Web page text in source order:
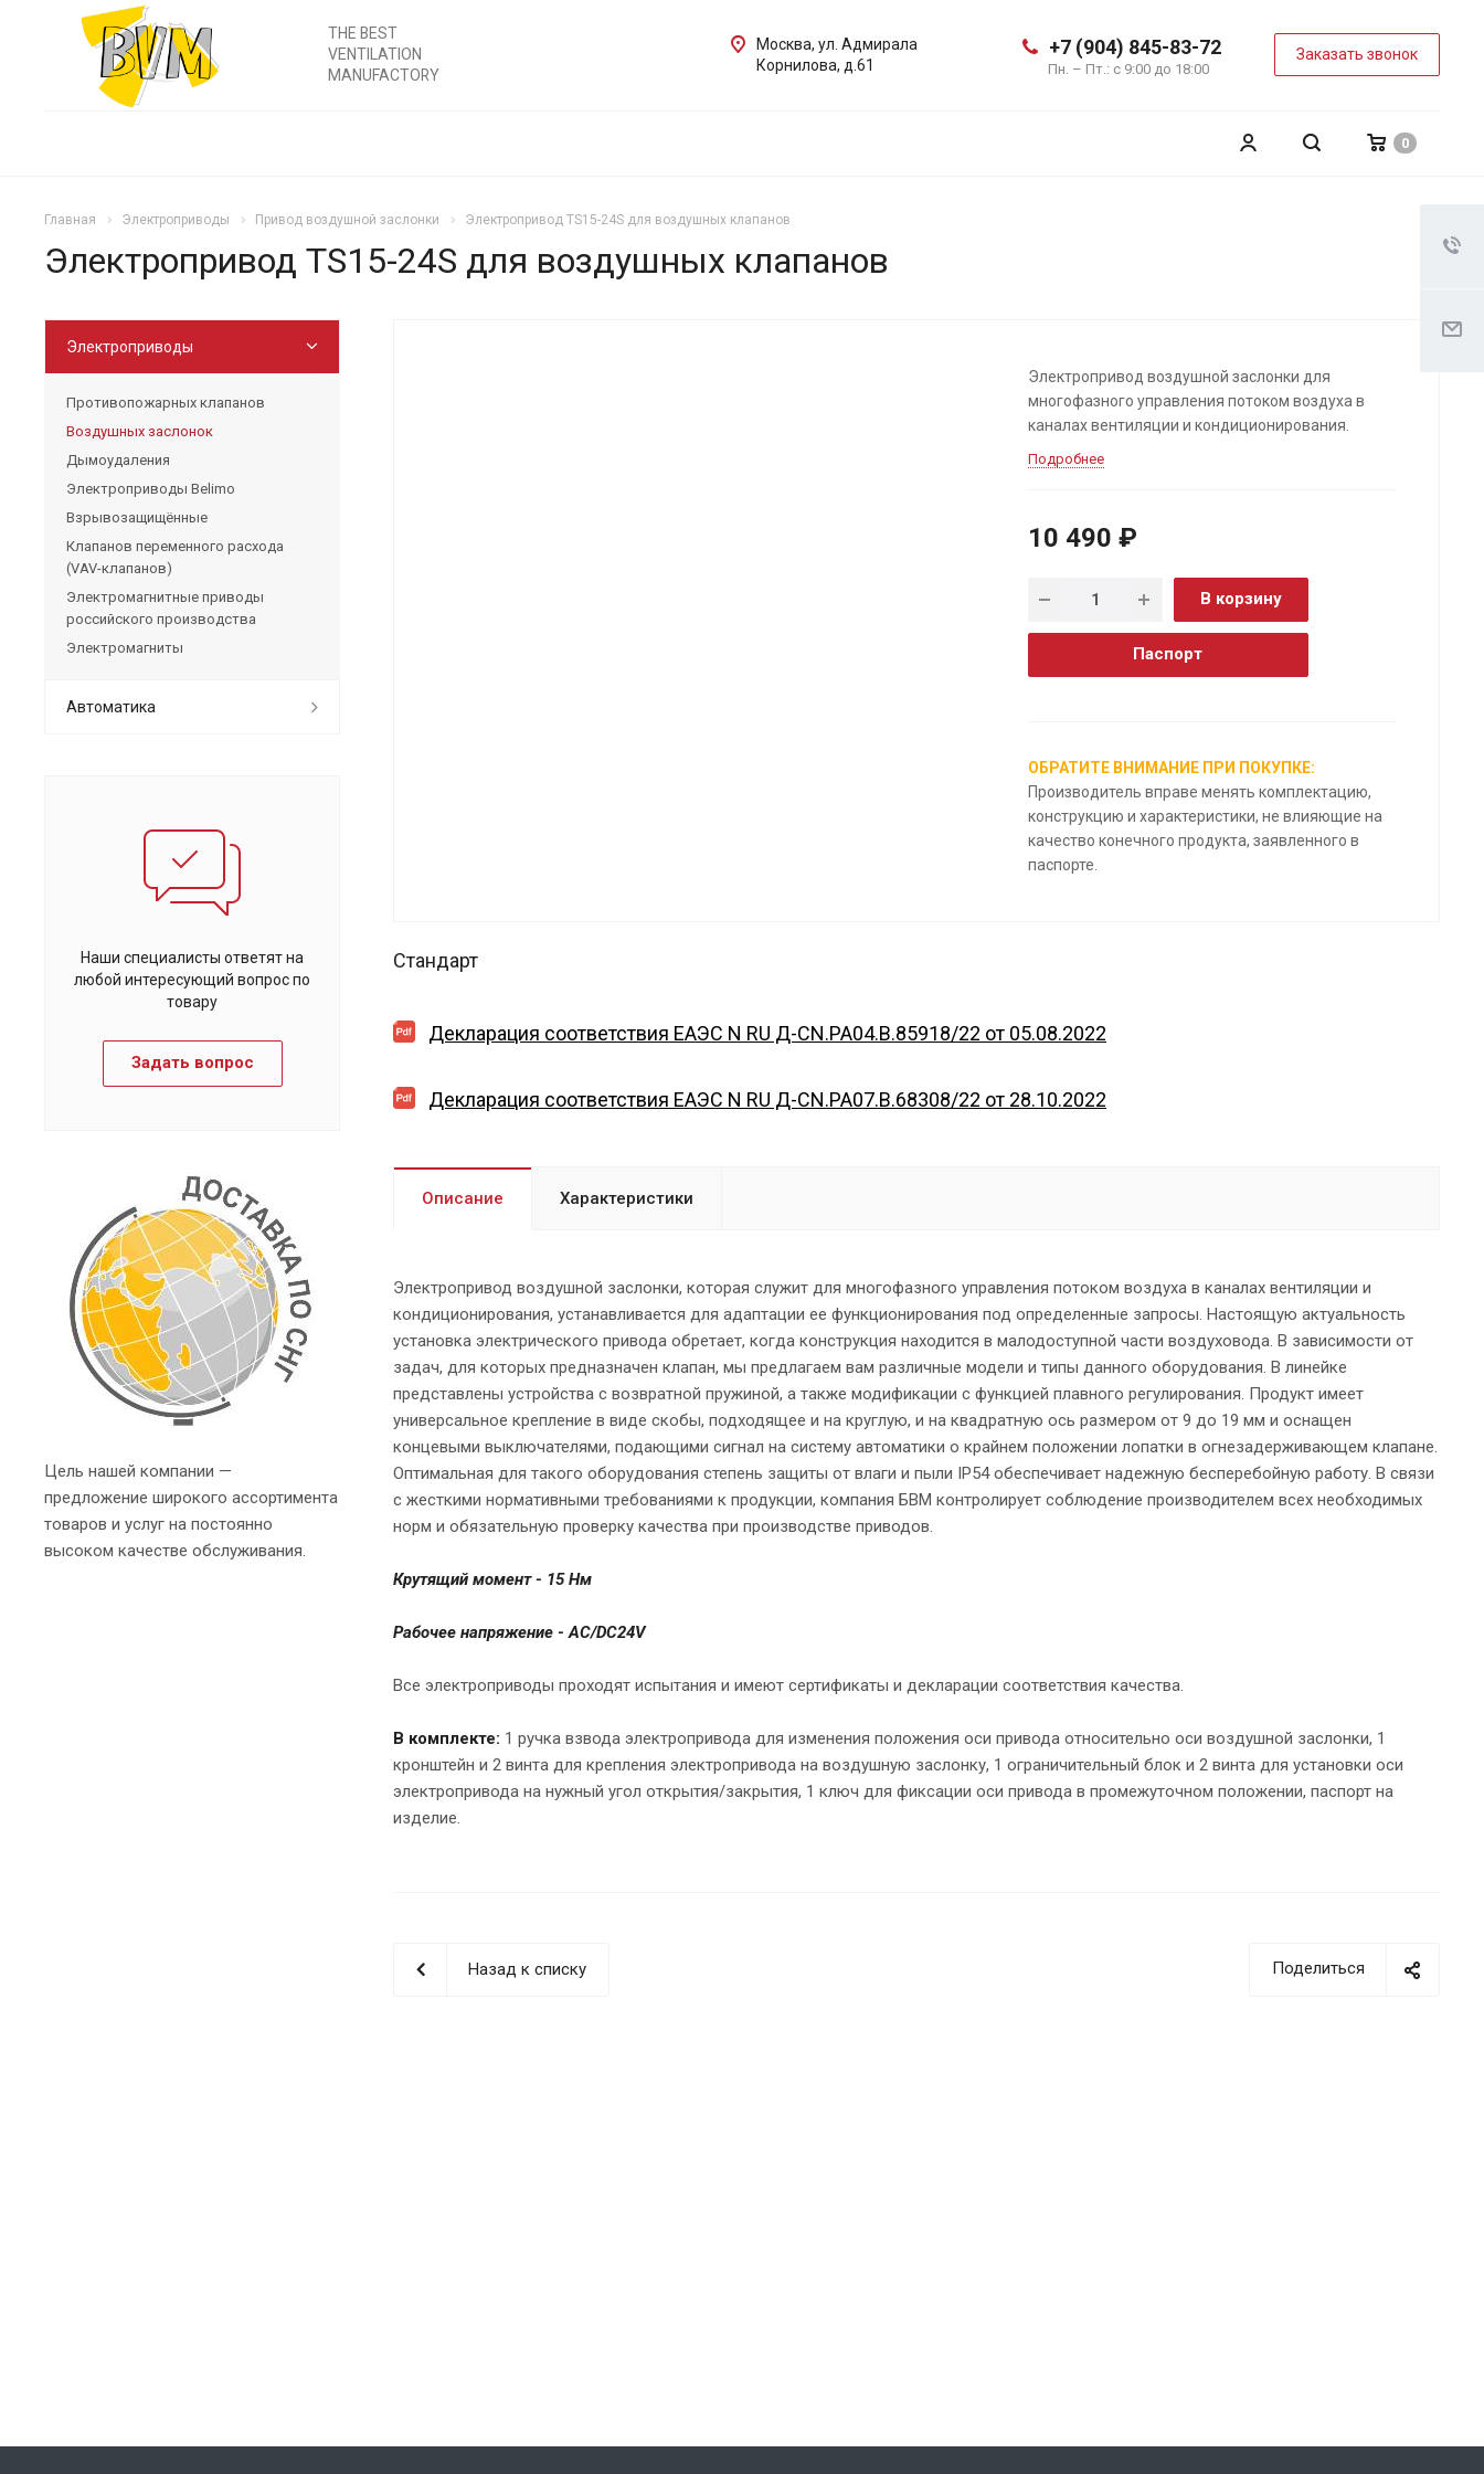
THE BEST
VENTILATION
MANUFACTORY
+7 (904) 845-83-72
Пн. – Пт.: с 9:00 до 18:00
Заказать звонок
Москва, ул. Адмирала
Корнилова, д.61
0
Главная Электроприводы Привод воздушной заслонки Электропривод TS15-24S для воздушных клапанов
Электропривод TS15-24S для воздушных клапанов
Электропривод воздушной заслонки для
многофазного управления потоком воздуха в
каналах вентиляции и кондиционирования.
Подробнее
10 490 ₽
В корзину
Паспорт
ОБРАТИТЕ ВНИМАНИЕ ПРИ ПОКУПКЕ:
Производитель вправе менять комплектацию,
конструкцию и характеристики, не влияющие на
качество конечного продукта, заявленного в
паспорте.
Стандарт
Декларация соответствия EAЭС N RU Д-CN.PA04.B.85918/22 от 05.08.2022
Декларация соответствия EAЭС N RU Д-CN.PA07.B.68308/22 от 28.10.2022
Описание Характеристики
Электропривод воздушной заслонки, которая служит для многофазного управления потоком воздуха в каналах вентиляции и
кондиционирования, устанавливается для адаптации ее функционирования под определенные запросы. Настоящую актуальность
установка электрического привода обретает, когда конструкция находится в малодоступной части воздуховода. В зависимости от
задач, для которых предназначен клапан, мы предлагаем вам различные модели и типы данного оборудования. В линейке
представлены устройства с возвратной пружиной, а также модификации с функцией плавного регулирования. Продукт имеет
универсальное крепление в виде скобы, подходящее и на круглую, и на квадратную ось размером от 9 до 19 мм и оснащен
концевыми выключателями, подающими сигнал на систему автоматики о крайнем положении лопатки в огнезадерживающем клапане.
Оптимальная для такого оборудования степень защиты от влаги и пыли IP54 обеспечивает надежную бесперебойную работу. В связи
с жесткими нормативными требованиями к продукции, компания БВМ контролирует соблюдение производителем всех необходимых
норм и обязательную проверку качества при производстве приводов.
Крутящий момент - 15 Нм
Рабочее напряжение - AC/DC24V
Все электроприводы проходят испытания и имеют сертификаты и декларации соответствия качества.
В комплекте: 1 ручка взвода электропривода для изменения положения оси привода относительно оси воздушной заслонки, 1
кронштейн и 2 винта для крепления электропривода на воздушную заслонку, 1 ограничительный блок и 2 винта для установки оси
электропривода на нужный угол открытия/закрытия, 1 ключ для фиксации оси привода в промежуточном положении, паспорт на
изделие.
Поделиться
Назад к списку
Электроприводы
Противопожарных клапанов
Воздушных заслонок
Дымоудаления
Электроприводы Belimo
Взрывозащищённые
Клапанов переменного расхода
(VAV-клапанов)
Электромагнитные приводы
российского производства
Электромагниты
Автоматика
Наши специалисты ответят на
любой интересующий вопрос по
товару
Задать вопрос
Цель нашей компании —
предложение широкого ассортимента
товаров и услуг на постоянно
высоком качестве обслуживания.